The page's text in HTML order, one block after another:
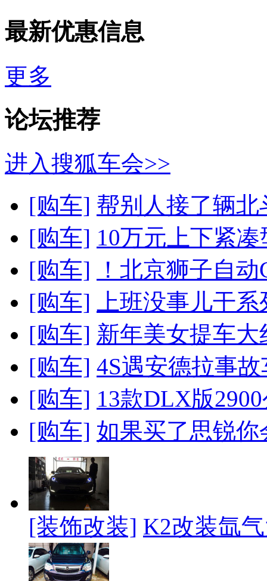
最新优惠信息
更多
论坛推荐
进入搜狐车会>>
[购车] 帮别人接了辆北
[购车] 10万元上下紧
[购车]
！北京狮子自
[购车]
上班没事儿干
[购车] 新年美女提车
[购车] 4S遇安德拉事
[购车] 13款DLX版
[购车] 如果买了思锐
[装饰改装] K2改装氙